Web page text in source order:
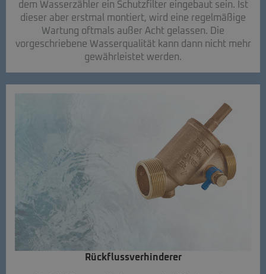
dem Wasserzähler ein Schutzfilter eingebaut sein. Ist
dieser aber erstmal montiert, wird eine regelmäßige
Wartung oftmals außer Acht gelassen. Die
vorgeschriebene Wasserqualität kann dann nicht mehr
gewährleistet werden.
Rückflussverhinderer​